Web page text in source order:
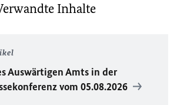
Inhalte
Auswärtigen Amts in der
vom 05.08.2026